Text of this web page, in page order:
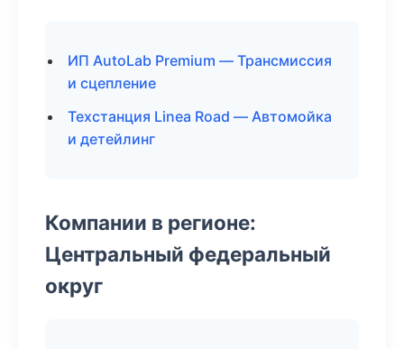
ИП AutoLab Premium — Трансмиссия
и сцепление
Техстанция Linea Road — Автомойка
и детейлинг
Компании в регионе:
Центральный федеральный
округ